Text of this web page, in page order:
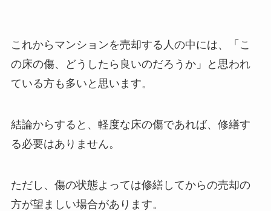
これからマンションを売却する人の中には、「こ
の床の傷、どうしたら良いのだろうか」と思われ
ている方も多いと思います。
結論からすると、軽度な床の傷であれば、修繕す
る必要はありません。
ただし、傷の状態よっては修繕してからの売却の
方が望ましい場合があります。